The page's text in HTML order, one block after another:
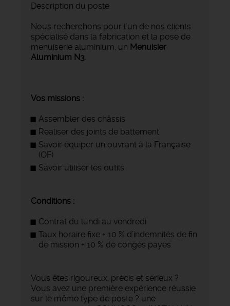
Description du poste
Nous recherchons pour l'un de nos clients
spécialisé dans la fabrication et la pose de
menuiserie aluminium, un Menuisier
Aluminium N3
Vos missions :
Assembler des châssis
Realiser des joints de battement
Savoir équiper un ouvrant à la Française
(OF)
Savoir utiliser les outils
Conditions :
Contrat du lundi au vendredi
Taux horaire fixe + 10 % d’indemnités de fin
de mission + 10 % de congés payés
Vous êtes rigoureux, précis et sérieux ?
Vous avez une première expérience réussie
sur le même type de poste ? une